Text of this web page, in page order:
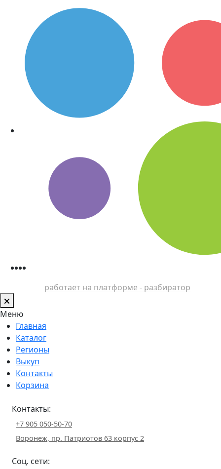
работает на платформе - разбиратор
Меню
Главная
Каталог
Регионы
Выкуп
Контакты
Корзина
Контакты:
+7 905 050-50-70
Воронеж, пр. Патриотов 63 корпус 2
Соц. сети: